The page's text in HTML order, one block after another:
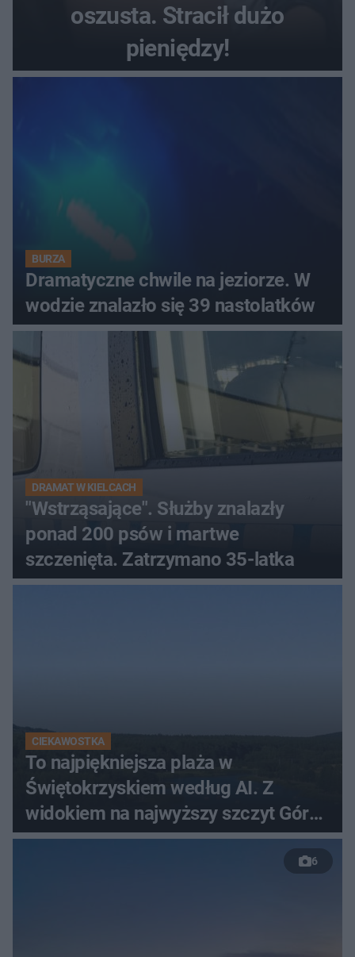
oszusta. Stracił dużo
pieniędzy!
BURZA
Dramatyczne chwile na jeziorze. W
wodzie znalazło się 39 nastolatków
DRAMAT W KIELCACH
"Wstrząsające". Służby znalazły
ponad 200 psów i martwe
szczenięta. Zatrzymano 35-latka
CIEKAWOSTKA
To najpiękniejsza plaża w
Świętokrzyskiem według AI. Z
widokiem na najwyższy szczyt Gór
Świętokrzyskich
6